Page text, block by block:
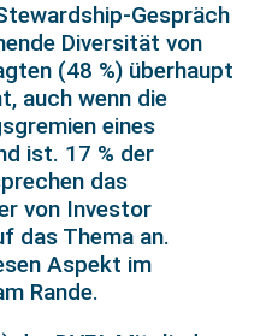
Gespräch
Diversität von
(48 %) überhaupt
auch wenn die
eines
ist. 17 % der
das
von Investor
das Thema an.
Aspekt im
Rande.